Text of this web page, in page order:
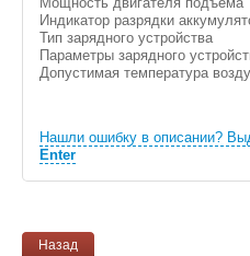
Индикатор разрядки
Тип зарядного устройства
Параметры зарядного
Допустимая температура
Нашли ошибку в описании?
Enter
Назад